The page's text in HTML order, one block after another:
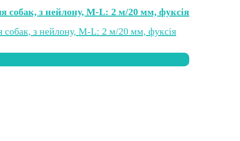
собак, з нейлону, M-L: 2 м/20 мм, фуксія